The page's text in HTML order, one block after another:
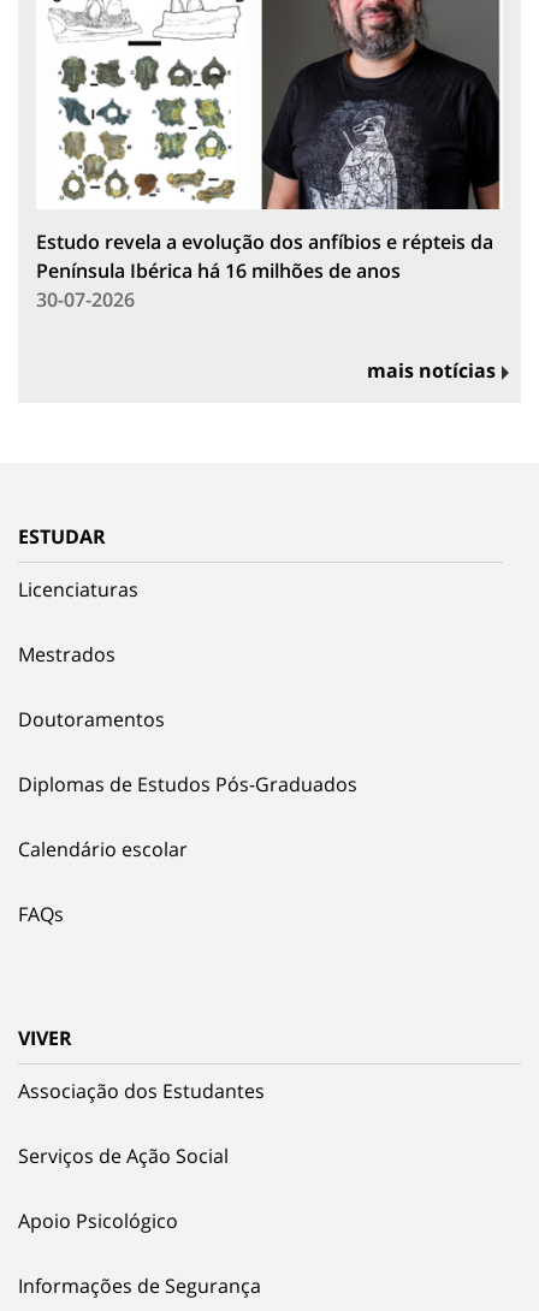
Estudo revela a evolução dos anfíbios e répteis da
Península Ibérica há 16 milhões de anos
30-07-2026
mais notícias
ESTUDAR
Licenciaturas
Mestrados
Doutoramentos
Diplomas de Estudos Pós-Graduados
Calendário escolar
FAQs
VIVER
Associação dos Estudantes
Serviços de Ação Social
Apoio Psicológico
Informações de Segurança